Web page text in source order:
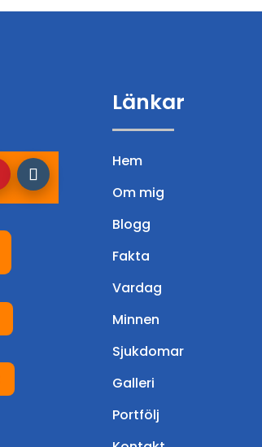
Länkar
Hem
Om mig
Blogg
Fakta
Vardag
Minnen
Sjukdomar
Galleri
Portfölj